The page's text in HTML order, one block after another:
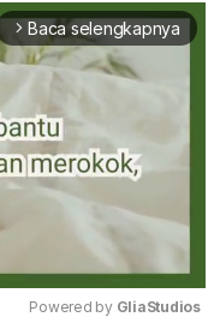
arrow_forward_ios Baca selengkapnya
Powered by GliaStudios